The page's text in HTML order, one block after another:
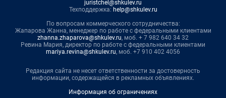
juristchel@shkulev.ru
Техподдержка: help@shkulev.ru
По вопросам коммерческого сотрудничества:
Жапарова Жанна, менеджер по работе с федеральными клиентами
zhanna.zhaparova@shkulev.ru, моб. + 7 982 640 34 32
Ревина Мария, директор по работе с федеральными клиентами
mariya.revina@shkulev.ru, моб. +7 910 402 4056
Редакция сайта не несет ответственности за достоверность
информации, содержащейся в рекламных объявлениях.
Информация об ограничениях